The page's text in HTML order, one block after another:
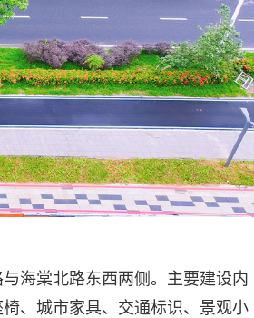
海棠北路东西两侧。主要建设内
、城市家具、交通标识、景观小